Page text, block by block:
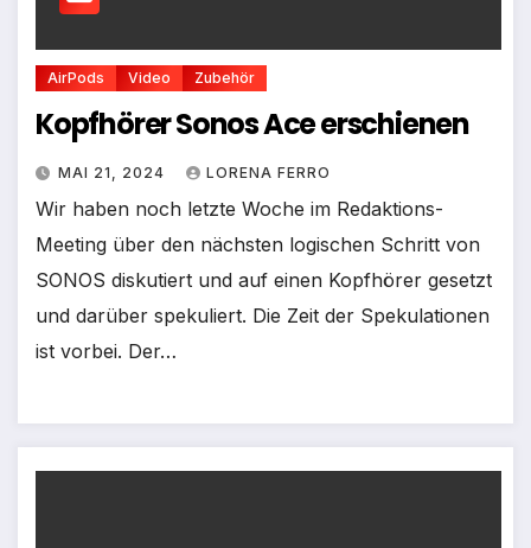
AirPods Video Zubehör
Kopfhörer Sonos Ace erschienen
MAI 21, 2024 LORENA FERRO
Wir haben noch letzte Woche im Redaktions-
Meeting über den nächsten logischen Schritt von
SONOS diskutiert und auf einen Kopfhörer gesetzt
und darüber spekuliert. Die Zeit der Spekulationen
ist vorbei. Der…